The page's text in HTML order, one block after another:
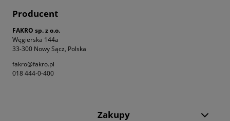
Producent
FAKRO sp. z o.o.
Węgierska 144a
33-300 Nowy Sącz, Polska
fakro@fakro.pl
018 444-0-400
Zakupy